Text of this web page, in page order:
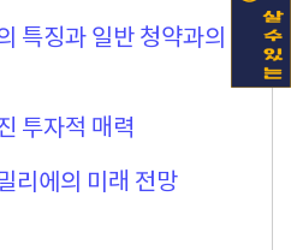
특징과 일반 청약과의 차
투자적 매력
리에의 미래 전망